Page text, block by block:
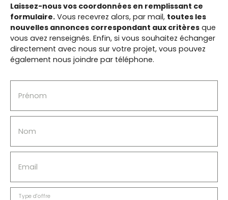
Laissez-nous vos coordonnées en remplissant ce
formulaire. Vous recevrez alors, par mail, toutes les
nouvelles annonces correspondant aux critères que
vous avez renseignés. Enfin, si vous souhaitez échanger
directement avec nous sur votre projet, vous pouvez
également nous joindre par téléphone.
Prénom
Nom
Email
Type d'offre